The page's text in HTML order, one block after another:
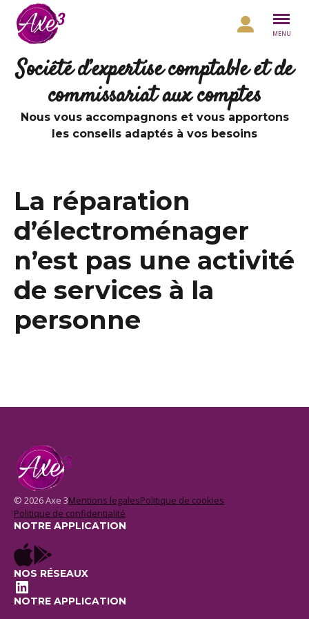
Aller au contenu
MENU
Société d’expertise comptable et de
commissariat aux comptes
Nous vous accompagnons et vous apportons
les conseils adaptés à vos besoins
La réparation
d’électroménager
n’est pas une activité
de services à la
personne
© 2026 Axe 3Mentions legalesPolitique de cookies
Politique de confidentialité
NOTRE APPLICATION
NOS RÉSEAUX
LinkedIn
NOTRE APPLICATION